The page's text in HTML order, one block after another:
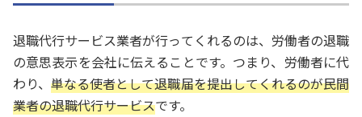
退職代行サービス業者が行ってくれるのは、労働者の退職
の意思表示を会社に伝えることです。つまり、労働者に代
わり、単なる使者として退職届を提出してくれるのが民間
業者の退職代行サービスです。